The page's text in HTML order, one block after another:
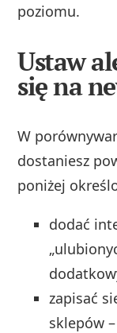
poziomu.
Ustaw
się na
W
dostaniesz
poniżej
dodać
zapisać
sklepów